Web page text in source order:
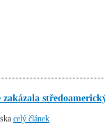
celý článek